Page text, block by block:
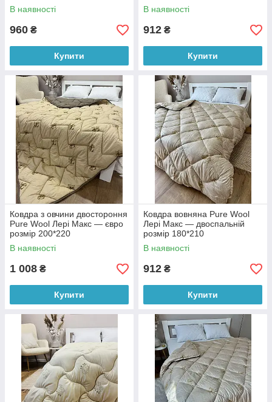
В наявності
960 ₴
Купити
В наявності
912 ₴
Купити
Ковдра з овчини двостороння
Pure Wool Лері Макс — євро
розмір 200*220
В наявності
1 008 ₴
Купити
Ковдра вовняна Pure Wool
Лері Макс — двоспальній
розмір 180*210
В наявності
912 ₴
Купити